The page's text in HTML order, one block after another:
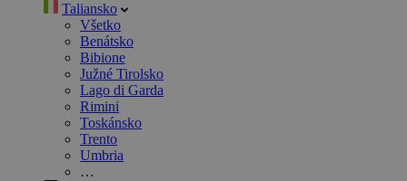
Taliansko
Všetko
Benátsko
Bibione
Južné Tirolsko
Lago di Garda
Rimini
Toskánsko
Trento
Umbria
…